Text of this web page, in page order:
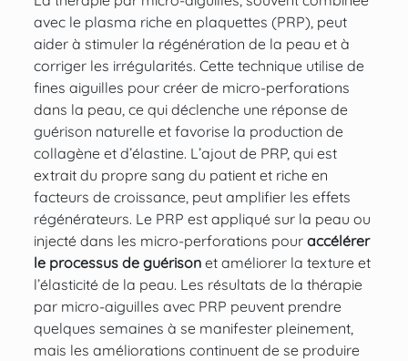
avec le plasma riche en plaquettes (PRP), peut
aider à stimuler la régénération de la peau et à
corriger les irrégularités. Cette technique utilise de
fines aiguilles pour créer de micro-perforations
dans la peau, ce qui déclenche une réponse de
guérison naturelle et favorise la production de
collagène et d’élastine. L’ajout de PRP, qui est
extrait du propre sang du patient et riche en
facteurs de croissance, peut amplifier les effets
régénérateurs. Le PRP est appliqué sur la peau ou
injecté dans les micro-perforations pour accélérer
le processus de guérisonet améliorer la texture et
l’élasticité de la peau. Les résultats de la thérapie
par micro-aiguilles avec PRP peuvent prendre
quelques semaines à se manifester pleinement,
mais les améliorations continuent de se produire